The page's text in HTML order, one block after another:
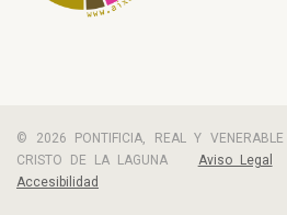
© 2026 PONTIFICIA, REAL Y VENERABLE
CRISTO DE LA LAGUNA Aviso Legal
Accesibilidad